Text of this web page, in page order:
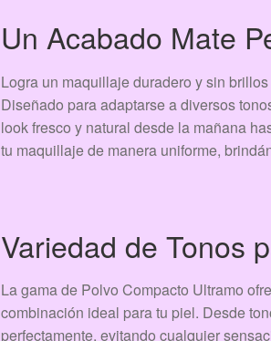
Un Acabado Mate
Logra un maquillaje duradero y sin
Diseñado para adaptarse a diversos
look fresco y natural desde la mañana
tu maquillaje de manera uniforme,
Variedad de Tonos
La gama de Polvo Compacto Ultramo
combinación ideal para tu piel. Desde
perfectamente, evitando cualquier